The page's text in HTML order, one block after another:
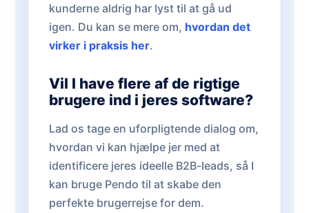
kunderne aldrig har lyst til at gå ud
igen. Du kan se mere om, hvordan det
virker i praksis her.
Vil I have flere af de rigtige
brugere ind i jeres software?
Lad os tage en uforpligtende dialog om,
hvordan vi kan hjælpe jer med at
identificere jeres ideelle B2B-leads, så I
kan bruge Pendo til at skabe den
perfekte brugerrejse for dem.